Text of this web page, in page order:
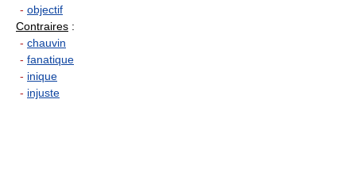
- objectif
Contraires :
- chauvin
- fanatique
- inique
- injuste